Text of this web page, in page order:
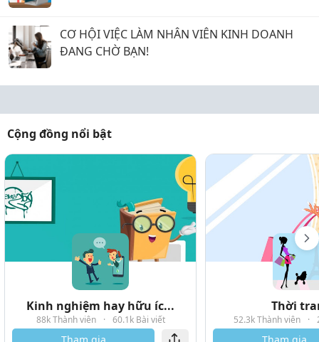
CƠ HỘI VIỆC LÀM NHÂN VIÊN KINH DOANH
ĐANG CHỜ BẠN!
Cộng đồng nổi bật
Kinh nghiệm hay hữu íc...
88k Thành viên · 60.1k Bài viết
Thời
52.3k Thành viên ·